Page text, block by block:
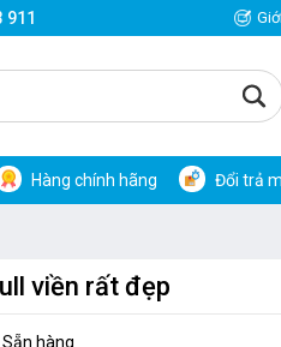
911
Đổi trả
Hàng chính hãng
viền rất đẹp
hàng